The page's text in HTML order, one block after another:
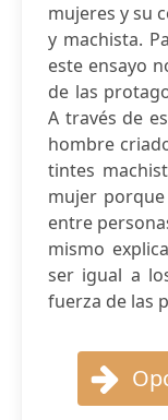
mujeres y su
y machista.
este ensayo
de las
A través de
hombre
tintes
mujer
entre
mismo
ser igual a
fuerza de las